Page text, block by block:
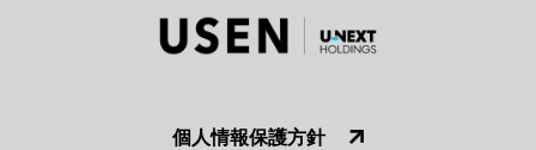
個人情報保護方針